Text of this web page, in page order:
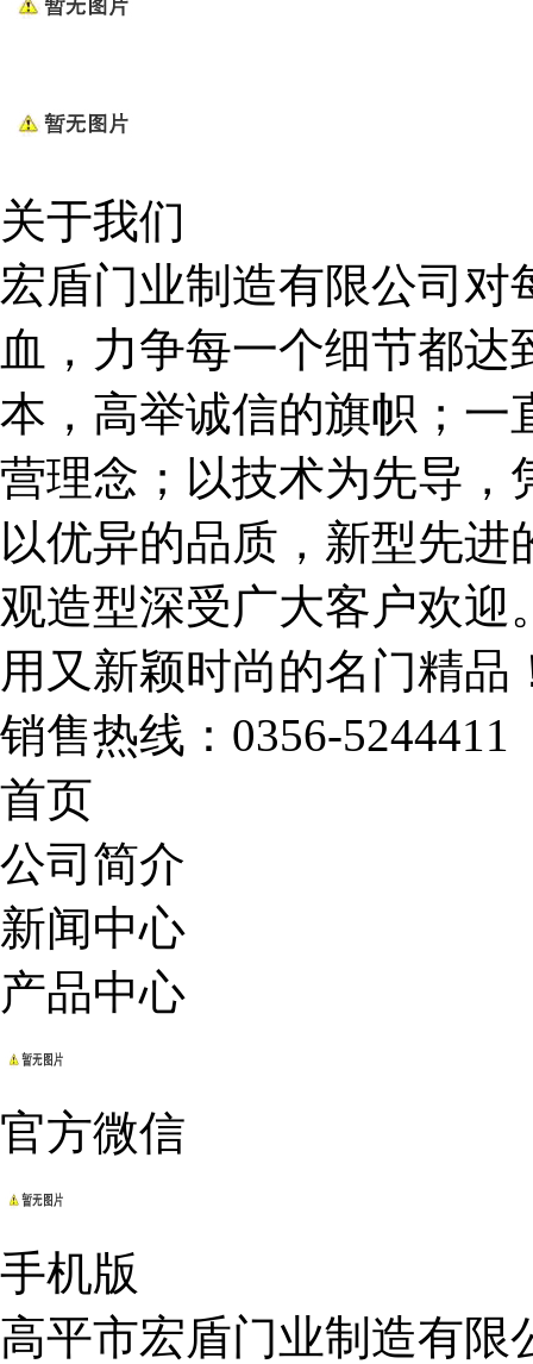
关于我们
宏盾门业制造有限公司
血，力争每一个细节都
本，高举诚信的旗帜；一
营理念；以技术为先导，
以优异的品质，新型先
观造型深受广大客户欢迎
用又新颖时尚的名门精品
销售热线： 0356-5244411
首页
公司简介
新闻中心
产品中心
官方微信
手机版
高平市宏盾门业制造有限